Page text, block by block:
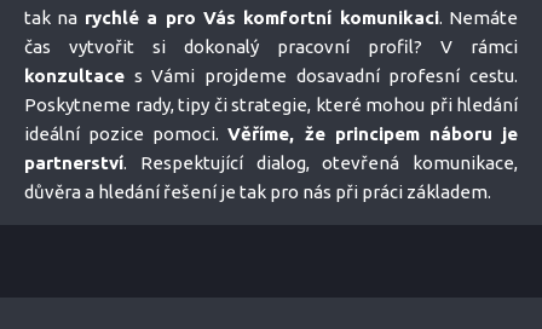
tak na rychlé a pro Vás komfortní komunikaci. Nemáte
čas vytvořit si dokonalý pracovní profil? V rámci
konzultace s Vámi projdeme dosavadní profesní cestu.
Poskytneme rady, tipy či strategie, které mohou při hledání
ideální pozice pomoci.Věříme, že principem náboru je
partnerství. Respektující dialog, otevřená komunikace,
důvěra a hledání řešení je tak pro nás při práci základem.